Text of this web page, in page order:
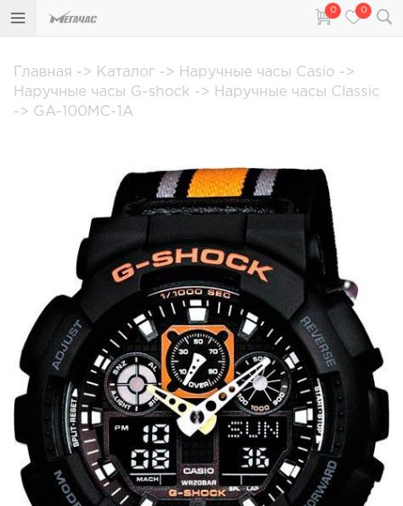
0 0
Главная -> Каталог -> Наручные часы Casio ->
Наручные часы G-shock -> Наручные часы Classic
-> GA-100MC-1A